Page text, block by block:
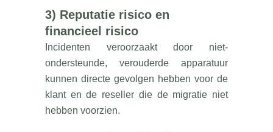
3) Reputatie risico en
financieel risico
Incidenten veroorzaakt door niet-
ondersteunde, verouderde apparatuur
kunnen directe gevolgen hebben voor de
klant en de reseller die de migratie niet
hebben voorzien.